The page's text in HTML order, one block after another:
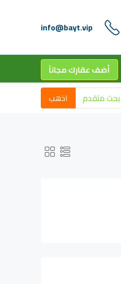
info@bayt.vip
أضف عقارك مجاناً
بحث متقدم اذهب